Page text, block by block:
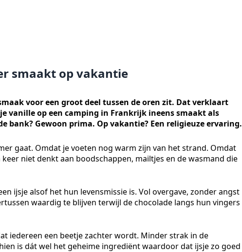
smaakt op vakantie
voor een groot deel tussen de oren zit. Dat verklaart
vanille op een camping in Frankrijk ineens smaakt als
bank? Gewoon prima. Op vakantie? Een religieuze ervaring.
gaat. Omdat je voeten nog warm zijn van het strand. Omdat
niet denkt aan boodschappen, mailtjes en de wasmand die
ijsje alsof het hun levensmissie is. Vol overgave, zonder angst
waardig te blijven terwijl de chocolade langs hun vingers
iedereen een beetje zachter wordt. Minder strak in de
is dát wel het geheime ingrediënt waardoor dat ijsje zo goed